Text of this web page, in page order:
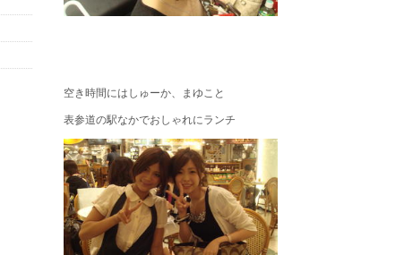
空き時間にはしゅーか、まゆこと
表参道の駅なかでおしゃれにランチ